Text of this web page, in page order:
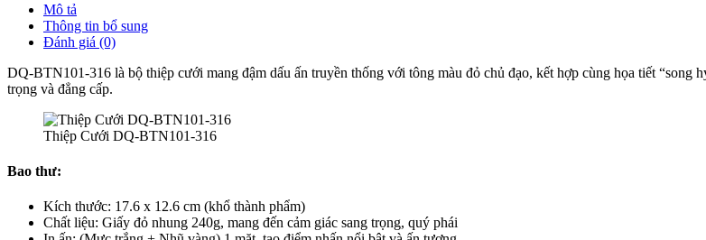
Mô tả
Thông tin bổ sung
Đánh giá (0)
DQ-BTN101-316 là bộ thiệp cưới mang đậm dấu ấn truyền thống với tông màu đỏ chủ đạo, kết hợp cùng họa tiết “song
trọng và đẳng cấp.
Thiệp Cưới DQ-BTN101-316
Bao thư:
Kích thước: 17.6 x 12.6 cm (khổ thành phẩm)
Chất liệu: Giấy đỏ nhung 240g, mang đến cảm giác sang trọng, quý phái